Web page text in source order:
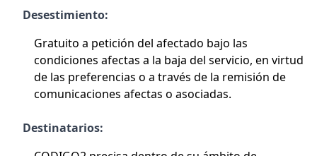
Desestimiento:
Gratuito a petición del afectado bajo las
condiciones afectas a la baja del servicio, en virtud
de las preferencias o a través de la remisión de
comunicaciones afectas o asociadas.
Destinatarios: